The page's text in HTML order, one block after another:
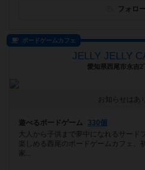
フォロ
ボードゲームカフェ
JELLY JELLY
愛知県西尾市永吉
お知らせはあ
遊べるボードゲーム
330個
大人から子供まで夢中になれるサード
楽しめる西尾のボードゲームカフェ。
家...